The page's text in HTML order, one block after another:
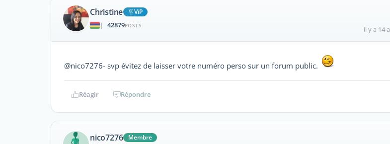
Christine
ViP
|
42879POSTS il y a 14
@nico7276- svp évitez de laisser votre numéro perso sur un forum public.
Réagir Répondre
nico7276
Membre